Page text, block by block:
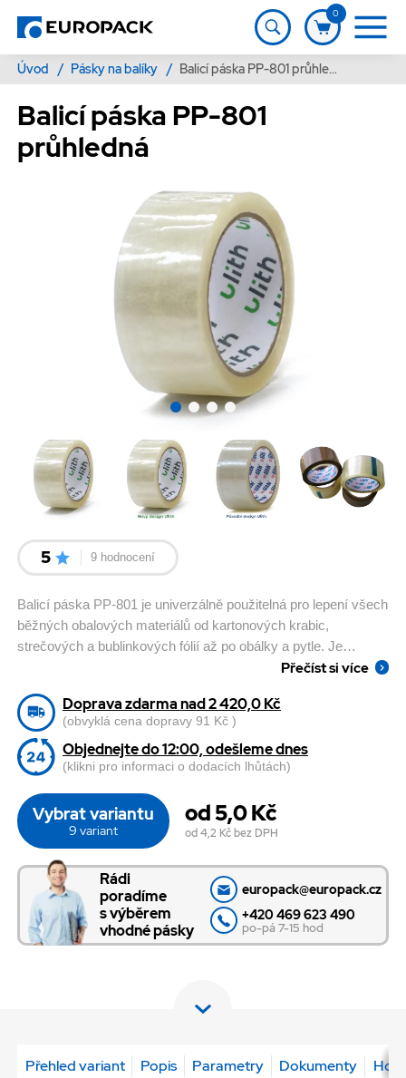
0
Úvod / Pásky na balíky / Balicí páska PP-801 průhledná
Balicí páska PP-801
průhledná
5 9 hodnocení
Balicí páska PP-801 je univerzálně použitelná pro lepení všech
běžných obalových materiálů od kartonových krabic,
strečových a bublinkových fólií až po obálky a pytle. Je
vhodná k přelepování lehčích a středních kartónových krabic o
domácnosti či kanceláři.
Přečíst si více
Doprava zdarma nad 2 420,0 Kč
(obvyklá cena dopravy 91 Kč )
Objednejte do 12:00, odešleme dnes
(klikni pro informaci o dodacích lhůtách)
Vybrat variantu
9 variant
od 5,0 Kč
od 4,2 Kčbez DPH
Rádi
poradíme
s výběrem
vhodné pásky
europack@europack.cz
+420 469 623 490
po-pá 7-15 hod
Přehled variant Popis Parametry Dokumenty